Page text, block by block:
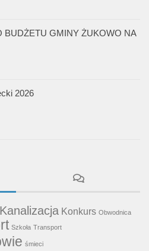
BUDŻETU GMINY ŻUKOWO NA
2026
Kanalizacja Konkurs Obwodnica
Szkoła Transport
śmieci